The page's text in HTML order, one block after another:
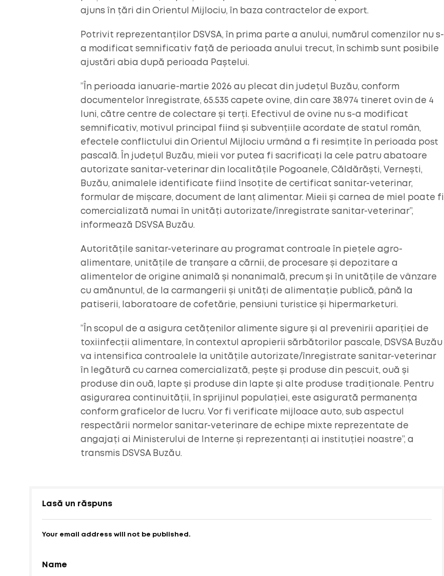
ajuns în țări din Orientul Mijlociu, în baza contractelor de export.
Potrivit reprezentanților DSVSA, în prima parte a anului, numărul comenzilor nu s-
a modificat semnificativ față de perioada anului trecut, în schimb sunt posibile
ajustări abia după perioada Paștelui.
”În perioada ianuarie-martie 2026 au plecat din județul Buzău, conform
documentelor înregistrate, 65.535 capete ovine, din care 38.974 tineret ovin de 4
luni, către centre de colectare și terți. Efectivul de ovine nu s-a modificat
semnificativ, motivul principal fiind și subvențiile acordate de statul român,
efectele conflictului din Orientul Mijlociu urmând a fi resimțite în perioada post
pascală. În județul Buzău, mieii vor putea fi sacrificați la cele patru abatoare
autorizate sanitar-veterinar din localitățile Pogoanele, Căldărăști, Vernești,
Buzău, animalele identificate fiind însoțite de certificat sanitar-veterinar,
formular de mișcare, document de lanț alimentar. Mieii și carnea de miel poate fi
comercializată numai în unități autorizate/înregistrate sanitar-veterinar”,
informează DSVSA Buzău.
Autoritățile sanitar-veterinare au programat controale în piețele agro-
alimentare, unitățile de tranșare a cărnii, de procesare și depozitare a
alimentelor de origine animală și nonanimală, precum și în unitățile de vânzare
cu amănuntul, de la carmangerii și unități de alimentație publică, până la
patiserii, laboratoare de cofetărie, pensiuni turistice și hipermarketuri.
”În scopul de a asigura cetățenilor alimente sigure și al prevenirii apariției de
toxiinfecții alimentare, în contextul apropierii sărbătorilor pascale, DSVSA Buzău
va intensifica controalele la unitățile autorizate/înregistrate sanitar-veterinar
în legătură cu carnea comercializată, pește și produse din pescuit, ouă și
produse din ouă, lapte și produse din lapte și alte produse tradiționale. Pentru
asigurarea continuității, în sprijinul populației, este asigurată permanența
conform graficelor de lucru. Vor fi verificate mijloace auto, sub aspectul
respectării normelor sanitar-veterinare de echipe mixte reprezentate de
angajați ai Ministerului de Interne și reprezentanți ai instituției noastre”, a
transmis DSVSA Buzău.
Lasă un răspuns
Your email address will not be published.
Name